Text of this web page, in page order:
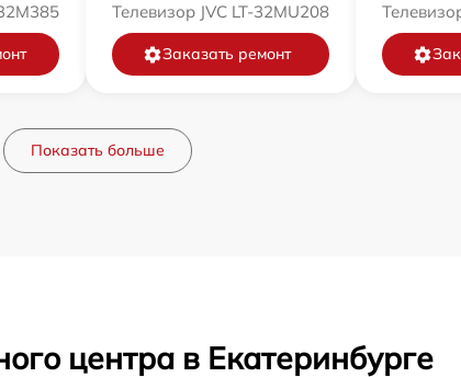
Телевизор JVC LT-32MU208
Заказать ремонт
Показать больше
центра в Екатеринбурге